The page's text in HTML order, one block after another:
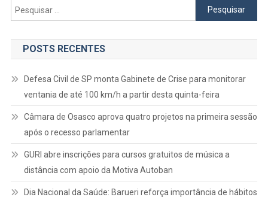
Pesquisar
por:
POSTS RECENTES
Defesa Civil de SP monta Gabinete de Crise para monitorar
ventania de até 100 km/h a partir desta quinta-feira
Câmara de Osasco aprova quatro projetos na primeira sessão
após o recesso parlamentar
GURI abre inscrições para cursos gratuitos de música a
distância com apoio da Motiva Autoban
Dia Nacional da Saúde: Barueri reforça importância de hábitos